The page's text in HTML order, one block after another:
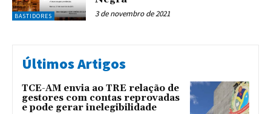
BASTIDORES 3 de novembro de 2021
Últimos Artigos
TCE-AM envia ao TRE relação de
gestores com contas reprovadas
e pode gerar inelegibilidade